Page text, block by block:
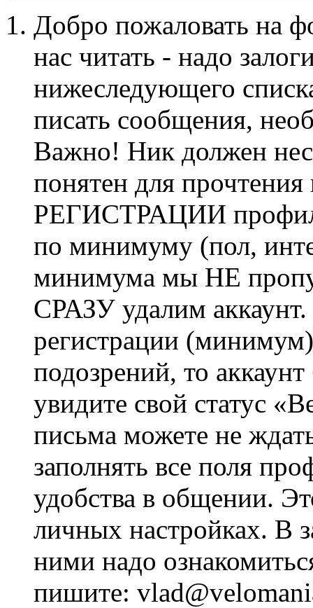
Добро пожаловать на
нас читать - надо
нижеследующего
писать сообщения,
Важно! Ник должен
понятен для
РЕГИСТРАЦИИ профиль
по минимуму (пол,
минимума мы НЕ
СРАЗУ удалим
регистрации
подозрений, то
увидите свой статус
письма можете не
заполнять все поля
удобства в общении.
личных настройках. В
ними надо
пишите: